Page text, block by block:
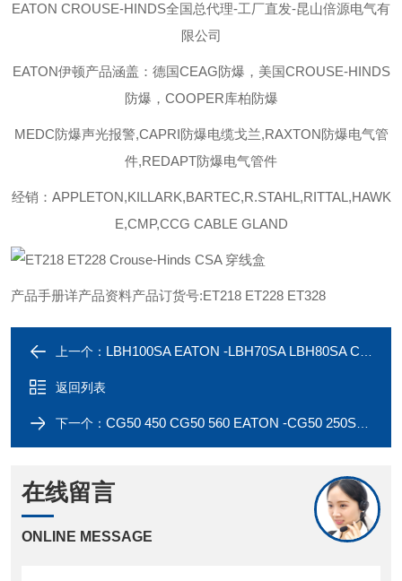
EATON CROUSE-HINDS全国总代理-工厂直发-昆山倍源电气有
限公司
EATON伊顿产品涵盖：德国CEAG防爆，美国CROUSE-HINDS
防爆，COOPER库柏防爆
MEDC防爆声光报警,CAPRI防爆电缆戈兰,RAXTON防爆电气管
件,REDAPT防爆电气管件
经销： APPLETON,KILLARK,BARTEC,R.STAHL,RITTAL,HAWK
E,CMP,CCG CABLE GLAND
产品手册详产品资料产品订货号:ET218 ET228 ET328
上一个： LBH100SA EATON -LBH70SA LBH80SA Crouse-Hinds CSA 穿线盒
返回列表
下一个： CG50 450 CG50 560 EATON -CG50 250SA CG50 350SA Crouse-Hinds cord grips
在线留言
ONLINE MESSAGE